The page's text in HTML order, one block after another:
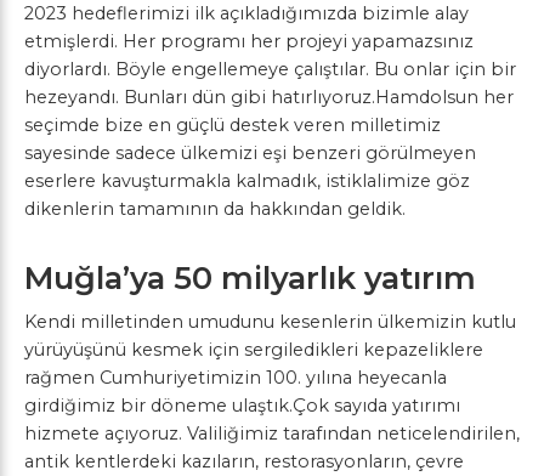
2023 hedeflerimizi ilk açıkladığımızda bizimle alay
etmişlerdi. Her programı her projeyi yapamazsınız
diyorlardı. Böyle engellemeye çalıştılar. Bu onlar için bir
hezeyandı. Bunları dün gibi hatırlıyoruz.Hamdolsun her
seçimde bize en güçlü destek veren milletimiz
sayesinde sadece ülkemizi eşi benzeri görülmeyen
eserlere kavuşturmakla kalmadık, istiklalimize göz
dikenlerin tamamının da hakkından geldik.
Muğla’ya 50 milyarlık yatırım
Kendi milletinden umudunu kesenlerin ülkemizin kutlu
yürüyüşünü kesmek için sergiledikleri kepazeliklere
rağmen Cumhuriyetimizin 100. yılına heyecanla
girdiğimiz bir döneme ulaştık.Çok sayıda yatırımı
hizmete açıyoruz. Valiliğimiz tarafından neticelendirilen,
antik kentlerdeki kazıların, restorasyonların, çevre